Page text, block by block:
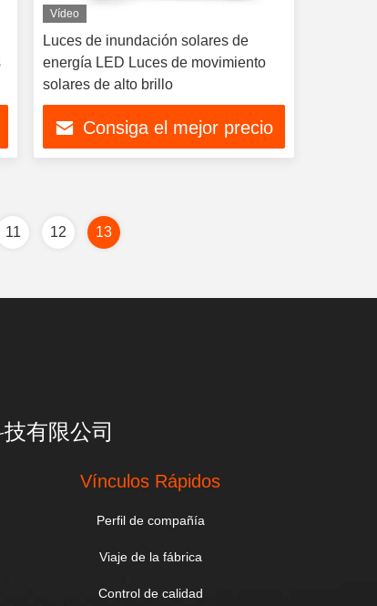
Vídeo
Luces de inundación solares de
energía LED Luces de movimiento
solares de alto brillo
Consiga el mejor precio
11 12 13
有限公司
Vínculos Rápidos
Perfil de compañía
Viaje de la fábrica
Control de calidad